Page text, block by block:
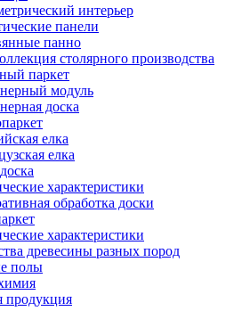
интерьер
панели
панно
столярного производства
паркет
модуль
доска
елка
елка
характеристики
обработка доски
характеристики
древесины разных пород
полы
продукция